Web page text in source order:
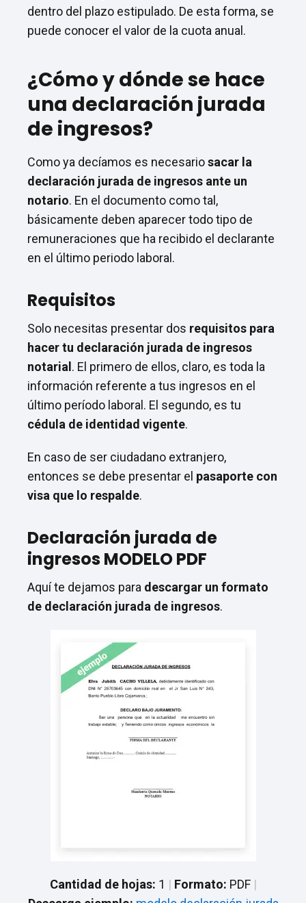
dentro del plazo estipulado. De esta forma, se
puede conocer el valor de la cuota anual.
¿Cómo y dónde se hace
una declaración jurada
de ingresos?
Como ya decíamos es necesariosacar la
declaración jurada de ingresos ante un
notario. En el documento como tal,
básicamente deben aparecer todo tipo de
remuneraciones que ha recibido el declarante
en el último periodo laboral.
Requisitos
Solo necesitas presentar dos requisitos para
hacer tu declaración jurada de ingresos
notarial . El primero de ellos, claro, es toda la
información referente a tus ingresos en el
último período laboral. El segundo, es tu
cédula de identidad vigente.
En caso de ser ciudadano extranjero,
entonces se debe presentar el pasaporte con
visa que lo respalde.
Declaración jurada de
ingresos MODELO PDF
Aquí te dejamos para descargar un formato
de declaración jurada de ingresos.
Cantidad de hojas: 1 | Formato: PDF |